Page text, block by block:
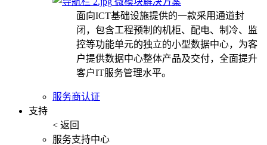
面向ICT基础设施提供的一款采用通道封
闭，包含工程预制的机柜、配电、制冷、监
控等功能单元的独立的小型数据中心，为客
户提供数据中心整体产品及交付，全面提升
客户IT服务管理水平。
服务商认证
支持
< 返回
服务支持中心